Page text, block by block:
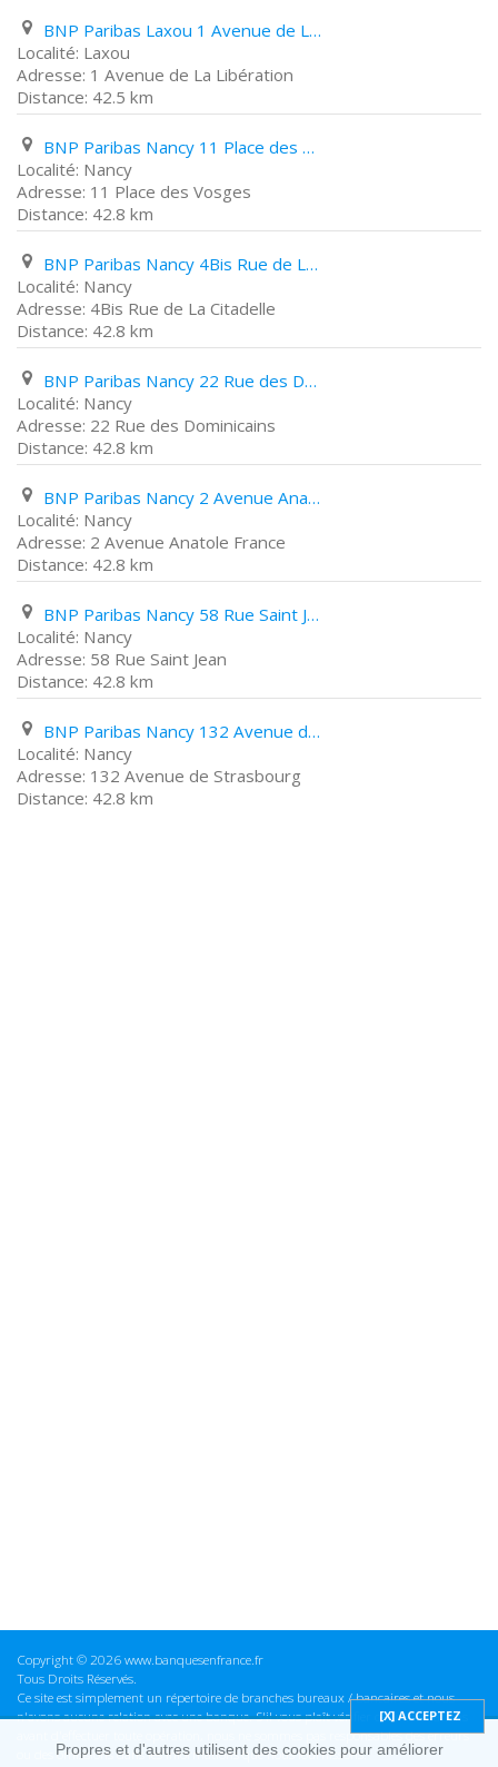
BNP Paribas Laxou 1 Avenue de La Libération
Laxou
1 Avenue de La Libération
42.5 km
BNP Paribas Nancy 11 Place des Vosges
Nancy
11 Place des Vosges
42.8 km
BNP Paribas Nancy 4Bis Rue de La Citadelle
Nancy
4Bis Rue de La Citadelle
42.8 km
BNP Paribas Nancy 22 Rue des Dominicains
Nancy
22 Rue des Dominicains
42.8 km
BNP Paribas Nancy 2 Avenue Anatole France
Nancy
2 Avenue Anatole France
42.8 km
BNP Paribas Nancy 58 Rue Saint Jean
Nancy
58 Rue Saint Jean
42.8 km
BNP Paribas Nancy 132 Avenue de Strasbourg
Nancy
132 Avenue de Strasbourg
42.8 km
Copyright © 2026 www.banquesenfrance.fr
Tous Droits Réservés.
Ce site est simplement un répertoire de branches bureaux / bancaires et nous
n'avons aucune relation avec une banque. S'il vous plaît vérifier ces informations
avant d'effectuer toute opération, nous ne sommes pas responsables des erreurs
ou des omissions dans les informations que nous fournissons.
Propres et d'autres utilisent des cookies pour améliorer